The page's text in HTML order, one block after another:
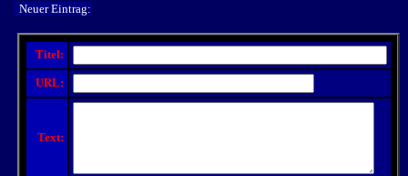
Neuer Eintrag:
Titel:
URL:
Text: